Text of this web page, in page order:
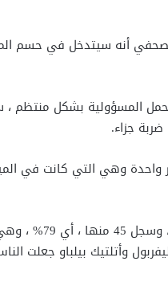
الصحفي أنه سيتدخل في حسم
المسؤولية بشكل منتظم
جزاء.
وهي التي كانت في
ثم هناك مبابي ، الأكثر خبرة بين الثلاثة ، حتى الآن :
وأتلتيك بيلباو جعلت